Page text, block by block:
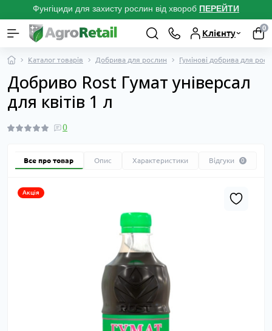
Фунгіциди для захисту рослин від хвороб ПЕРЕЙТИ
Клієнту
0
Каталог товарів Добрива для рослин Гумінові добрива для
Добриво Rost Гумат універсал
для квітів 1 л
0
Все про товар Опис Характеристики Відгуки 0
Акція